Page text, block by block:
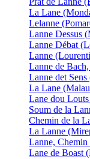
La Lane
Lelanne
Lanne Dessus
Lanne Débat
Lanne
Lanne de
Lanne det
La Lane
Lane dou
Soum de la
Chemin de la
La Lanne
Lanne, Chemin
Lane de Boast